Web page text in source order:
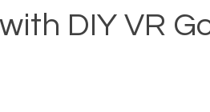
DIY VR